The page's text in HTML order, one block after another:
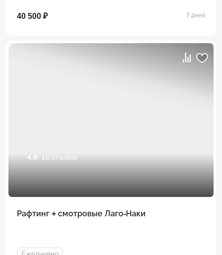
40 500 ₽ 7 дней
4.9 / 16 отзывов
Рафтинг + смотровые Лаго-Наки